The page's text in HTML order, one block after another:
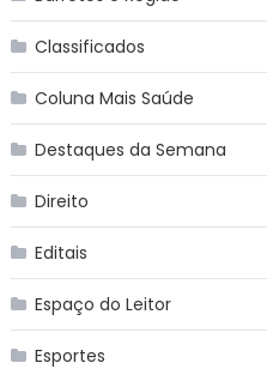
Classificados
Coluna Mais Saúde
Destaques da Semana
Direito
Editais
Espaço do Leitor
Esportes